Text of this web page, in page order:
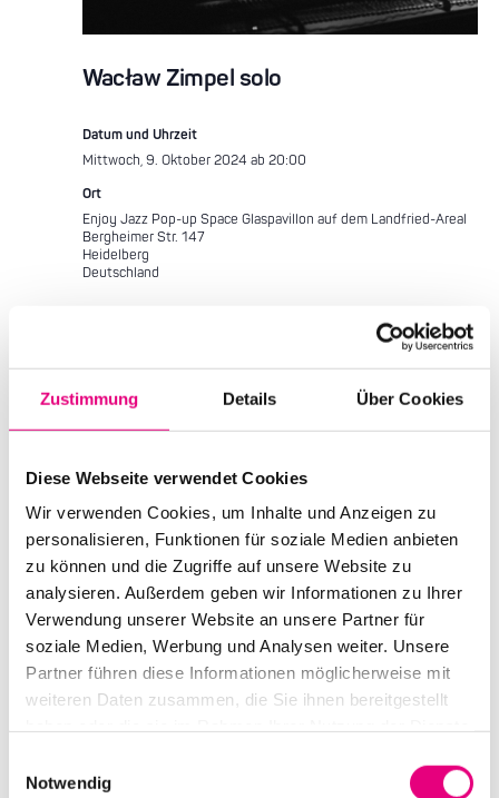
Zustimmung Details Über Cookies
Diese Webseite verwendet Cookies
Wir verwenden Cookies, um Inhalte und Anzeigen zu
personalisieren, Funktionen für soziale Medien anbieten
zu können und die Zugriffe auf unsere Website zu
analysieren. Außerdem geben wir Informationen zu Ihrer
Verwendung unserer Website an unsere Partner für
soziale Medien, Werbung und Analysen weiter. Unsere
Partner führen diese Informationen möglicherweise mit
weiteren Daten zusammen, die Sie ihnen bereitgestellt
Notwendig
Wacław Zimpel solo
Datum und Uhrzeit
Mittwoch, 9. Oktober 2024 ab 20:00
Ort
Enjoy Jazz Pop-up Space Glaspavillon auf dem Landfried-Areal
Bergheimer Str. 147
Heidelberg
Deutschland
Diese Veranstaltung ist bereits ausverkauft
10